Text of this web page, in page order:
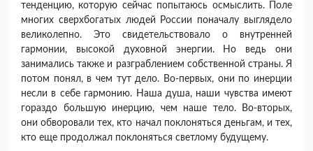
тенденцию, которую сейчас попытаюсь осмыслить. Поле
многих сверхбогатых людей Рос­сии поначалу выглядело
великолепно. Это свиде­тельствовало о внутренней
гармонии, высокой ду­ховной энергии. Но ведь они
занимались также и разграблением собственной страны. Я
потом по­нял, в чем тут дело. Во-первых, они по инерции
несли в себе гармонию. Наша душа, наши чувства имеют
гораздо большую инерцию, чем наше тело. Во-вторых,
они обворовали тех, кто начал покло­няться деньгам, и тех,
кто еще продолжал покло­няться светлому будущему.